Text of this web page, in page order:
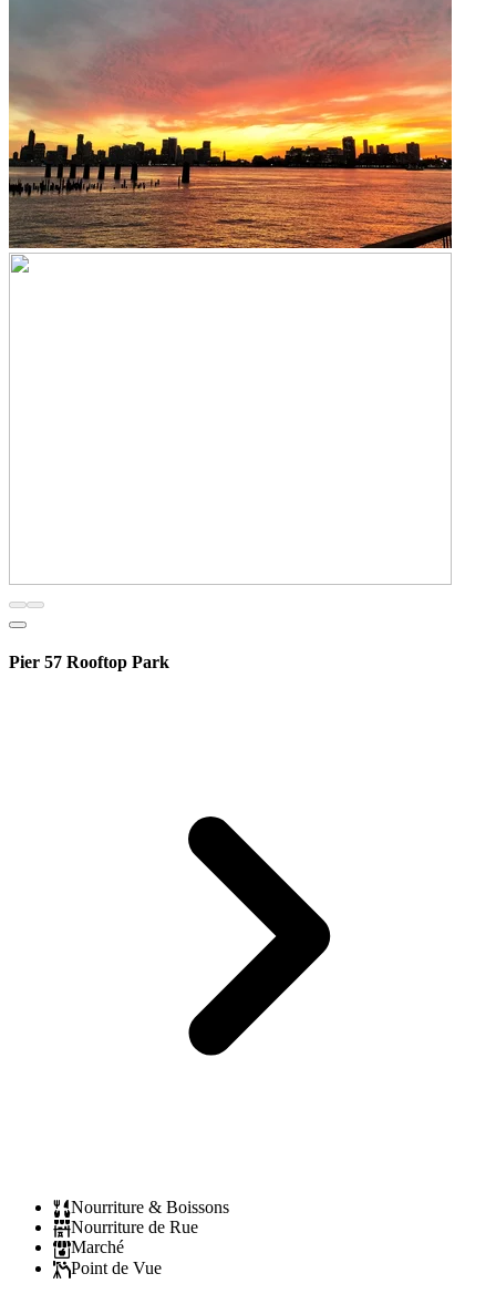
Pier 57 Rooftop Park
Nourriture & Boissons
Nourriture de Rue
Marché
Point de Vue